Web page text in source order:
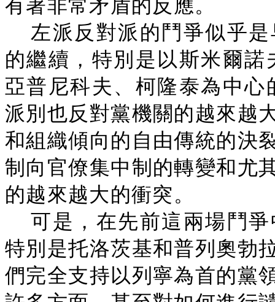
有著非常矛盾的反應。
左派反對派的鬥爭似乎
的繼續，特別是以斯米爾
亞普尼科夫、柯隆泰為中
派別也反對黨機關的越來越
和組織傾向的自由傳統的決
制向官僚集中制的轉變和尤
的越來越大的衝突。
可是，在先前這兩場鬥
特別是托洛茨基和普列奧勃
們完全支持以列寧為首的黨